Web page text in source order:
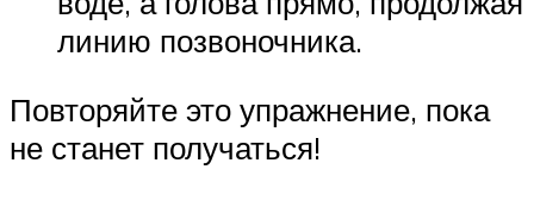
линию позвоночника.
Повторяйте это упражнение, пока
не станет получаться!